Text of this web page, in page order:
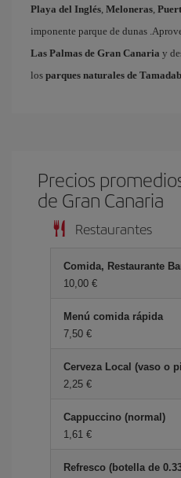
Playa del Inglés, Meloneras,
imponente parque de dunas
Las Palmas de Gran Canaria y
los parques naturales de
Precios
de Gran Canaria
Restaurantes
Comida, Restaurante
10,00 €
Menú comida rápida
7,50 €
Cerveza Local (vaso o
2,25 €
Cappuccino (normal)
1,61 €
Refresco (botella de